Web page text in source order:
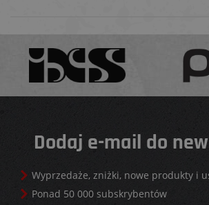
Dodaj e-mail do
Wyprzedaże, zniżki, nowe produkty i
Ponad 50 000 subskrybentów